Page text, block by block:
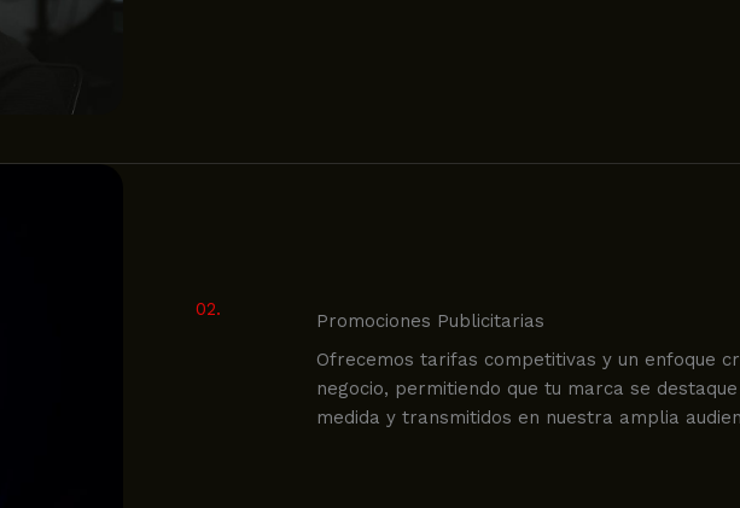
02.
Promociones Publicitarias
Ofrecemos tarifas competitivas y un enfoque
negocio, permitiendo que tu marca se
medida y transmitidos en nuestra amplia